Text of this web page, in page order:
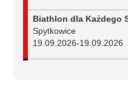
Biathlon dla Każdego
Spytkowice
19.09.2026-19.09.2026